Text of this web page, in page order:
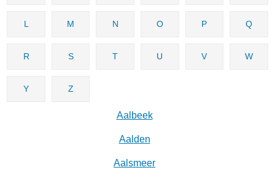
L M N O P Q
R S T U V W
Y Z
Aalbeek
Aalden
Aalsmeer